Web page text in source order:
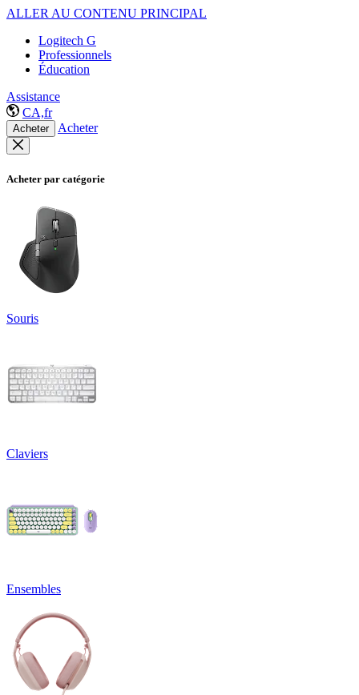
ALLER AU CONTENU PRINCIPAL
Logitech G
Professionnels
Éducation
Assistance
CA,fr
Acheter Acheter
Acheter par catégorie
Souris
Claviers
Ensembles